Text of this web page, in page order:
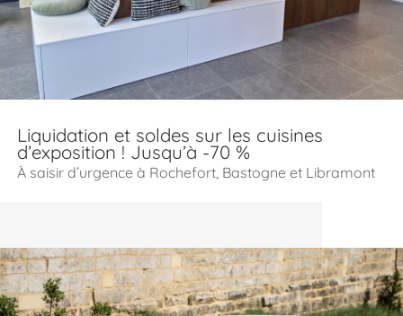
Liquidation et soldes sur les cuisines
d’exposition ! Jusqu’à -70 %
À saisir d’urgence à Rochefort, Bastogne et Libramont